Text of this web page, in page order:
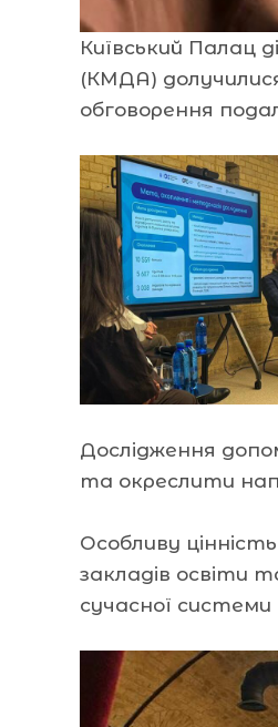
Київський Палац
(КМДА)
обговорення
Дослідження
та окреслити
Особливу
закладів освіти
сучасної системи